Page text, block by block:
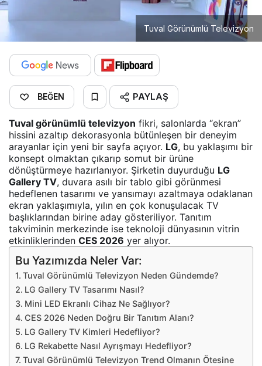
Tuval Görünümlü Televizyon
BEĞEN PAYLAŞ
Tuval görünümlü televizyon fikri, salonlarda “ekran”
hissini azaltıp dekorasyonla bütünleşen bir deneyim
arayanlar için yeni bir sayfa açıyor. LG, bu yaklaşımı bir
konsept olmaktan çıkarıp somut bir ürüne
dönüştürmeye hazırlanıyor. Şirketin duyurduğu LG
Gallery TV, duvara asılı bir tablo gibi görünmesi
hedeflenen tasarımı ve yansımayı azaltmaya odaklanan
ekran yaklaşımıyla, yılın en çok konuşulacak TV
başlıklarından birine aday gösteriliyor. Tanıtım
takviminin merkezinde ise teknoloji dünyasının vitrin
etkinliklerinden CES 2026 yer alıyor.
Bu Yazımızda Neler Var:
Tuval Görünümlü Televizyon Neden Gündemde?
LG Gallery TV Tasarımı Nasıl?
Mini LED Ekranlı Cihaz Ne Sağlıyor?
CES 2026 Neden Doğru Bir Tanıtım Alanı?
LG Gallery TV Kimleri Hedefliyor?
LG Rekabette Nasıl Ayrışmayı Hedefliyor?
Tuval Görünümlü Televizyon Trend Olmanın Ötesine